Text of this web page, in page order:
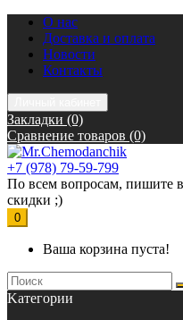
О нас
Доставка и оплата
Новости
Контакты
Закладки (0)
Сравнение товаров (0)
+7 (978) 79-59-799
По всем вопросам, пишите
скидки ;)
0
Ваша корзина пуста!
Kатегории